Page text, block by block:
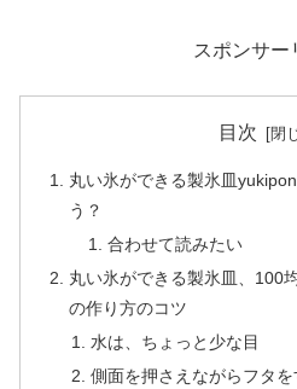
スポンサー
目次
丸い氷ができる製氷皿
う？
合わせて読みたい
丸い氷ができる製氷皿、100
の作り方のコツ
水は、ちょっと少な目
側面を押さえながらフタを